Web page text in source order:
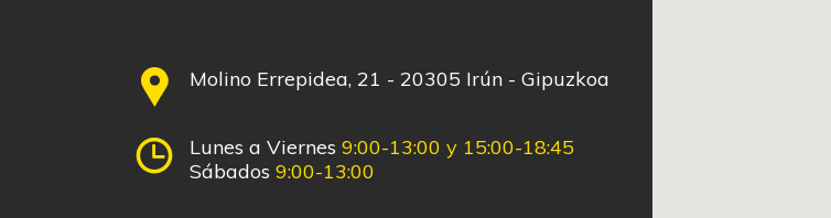
Molino Errepidea, 21 - 20305 Irún - Gipuzkoa
Lunes a Viernes 9:00-13:00 y 15:00-18:45
Sábados 9:00-13:00